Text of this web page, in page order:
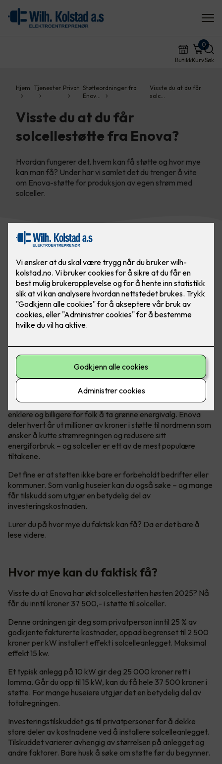
ButikkKurv
0
Søk
Hjem Tjenester Privat Støtteordninger fra
Enov…
Visste du at du får
solc…
Visste du at du får
solcellestøtte fra Enova?
Hvordan fungerer det, hvem kan få støtte og hvor mye
kan man få? Under har vi samlet det du trenger å vite
om Enova-støtte for produksjon av egen strøm med
solceller.
Hvem er Enova?
Enova er et statlig selskap med ett oppdrag - å gjøre det
enklere og billigere for folk å ta grønne energivalg. Enova
deler hvert år ut millioner av kroner i støtte til nordmenn som
ønsker å kutte strømregningen og redusere sitt
energiforbruk – og solceller er ett av de mest populære
tiltakene.
Det fine er at støtten ikke bare er forbeholdt bedrifter eller
kommuner. Som vanlig huseier kan du også søke – og mange
får tilskudd som utgjør en betydelig del av
investeringskostnaden.
Lurer du på hvor mye du faktisk kan få? Da er det bare å
lese videre.
Hvor mye kan du faktisk få?
Visste du at Enova har økt solcellestøtten høsten 2025? Nå
får du inntil kroner 37 500,- i støtte til solceller.
Denne ordningen gir deg som privatperson inntil 25 % av
godkjente fakturerte kostnader, oppad begrenset til 2 500
kroner per kW installert effekt i solcelleanlegget. Maksimal
effekt 15 kw.
Et typisk anlegg på 10 kW gir deg 25 000 kroner rett i
lomma. Går du opp til 15 kW, kan du få hele 37 500 kroner i
støtte. For mange huseiere utgjør det en betydelig del av
totalregningen.
Investeringstilskuddet gis til privatpersoner for å dekke
store deler av kostnadene ved å installere solcelleanlegget.
Tilskuddet varierer avhengig av størrelsen på anlegget og
andre faktorer. Bare husk å søke om støtte før du begynner.